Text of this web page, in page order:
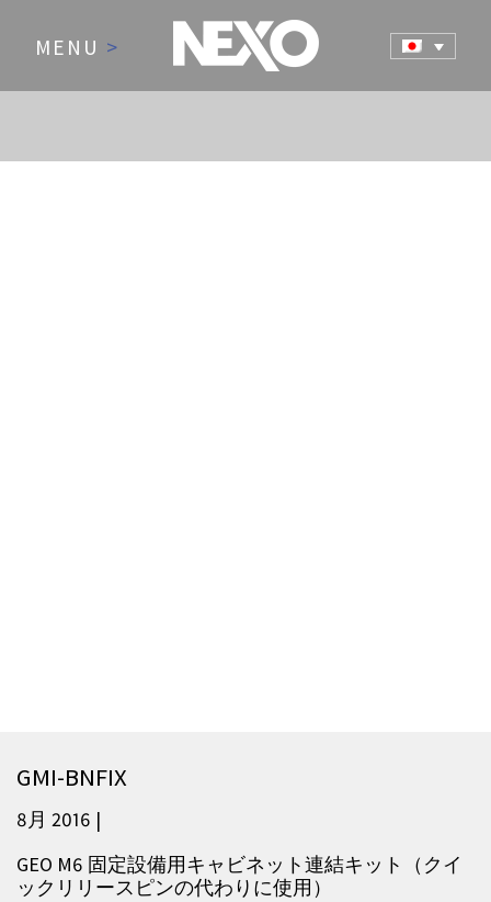
MENU >
GMI-BNFIX
8月 2016 |
GEO M6 固定設備用キャビネット連結キット（クイ
ックリリースピンの代わりに使用）